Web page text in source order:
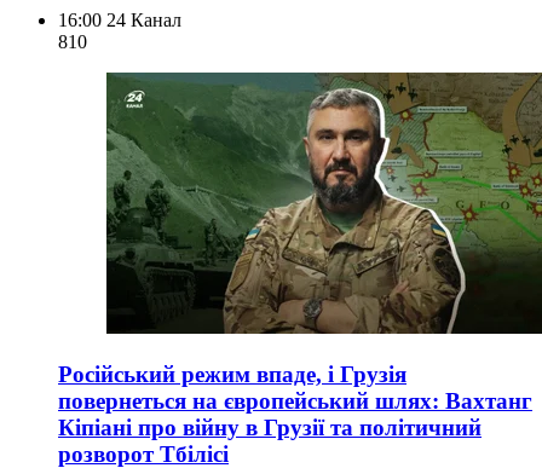
16:00 24 Канал
810
Російський режим впаде, і Грузія
повернеться на європейський шлях: Вахтанг
Кіпіані про війну в Грузії та політичний
розворот Тбілісі